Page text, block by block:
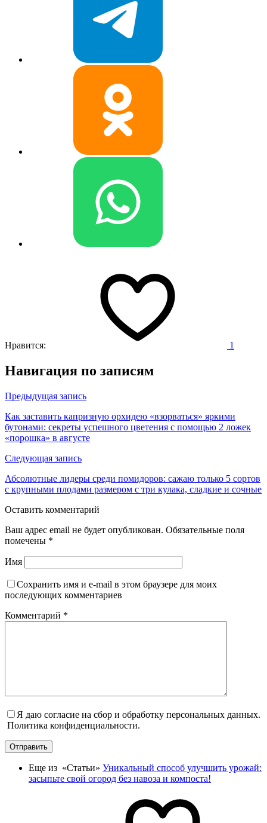
Нравится: 1
Навигация по записям
Предыдущая запись
Как заставить капризную орхидею «взорваться» яркими
бутонами: секреты успешного цветения с помощью 2 ложек
«порошка» в августе
Следующая запись
Абсолютные лидеры среди помидоров: сажаю только 5 сортов
с крупными плодами размером с три кулака, сладкие и сочные
Оставить комментарий
Ваш адрес email не будет опубликован. Обязательные поля
помечены *
Имя
Сохранить имя и e-mail в этом браузере для моих
последующих комментариев
Комментарий *
Я даю согласие на сбор и обработку персональных данных.
Политика конфиденциальности.
Отправить
Еще из «Статьи» Уникальный способ улучшить урожай:
засыпьте свой огород без навоза и компоста!